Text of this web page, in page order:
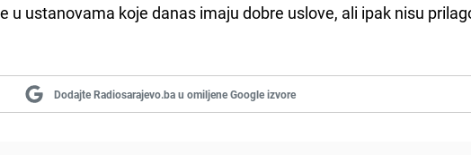
u ustanovama koje danas imaju dobre uslove, ali ipak nisu
Dodajte Radiosarajevo.ba u omiljene Google izvore